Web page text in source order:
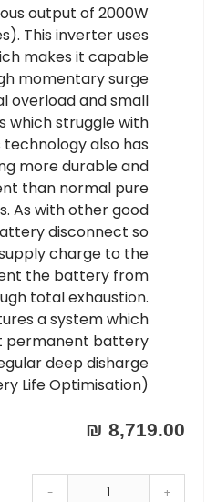
output of 2000W
This inverter uses
makes it capable
momentary surge
overload and small
which struggle with
also has
more durable and
than normal pure
As with other good
disconnect so
charge to the
the battery from
total exhaustion.
a system which
permanent battery
deep disharge
Life Optimisation).
8,719.00 ₪
- +